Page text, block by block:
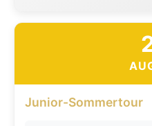
Junior-Sommertour